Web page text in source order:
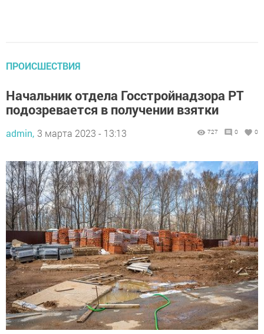
ПРОИСШЕСТВИЯ
Начальник отдела Госстройнадзора РТ
подозревается в получении взятки
admin, 3 марта 2023 - 13:13 727 0 0